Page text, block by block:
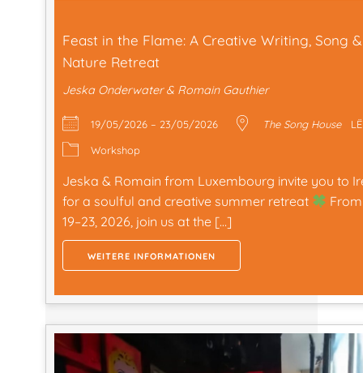
Feast in the Flame: A Creative Writing, Song &
Nature Retreat
Jeska Onderwater & Romain Gauthier
19/05/2026 – 23/05/2026 The Song House
LË
Workshop
Jeska & Romain from Luxembourg invite you to
for a soulful and creative summer retreat
19–23, 2026, join us at the […]
WEITERE INFORMATIONEN